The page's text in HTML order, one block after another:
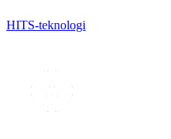
HITS-teknologi